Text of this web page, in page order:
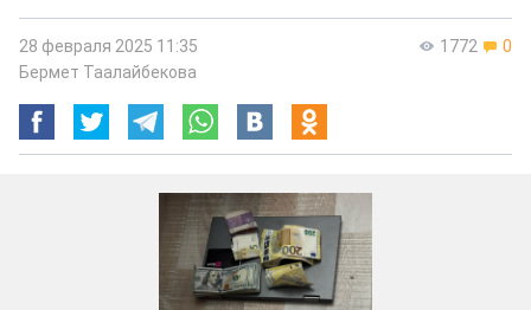
1772 0
28 февраля 2025 11:35
Бермет Таалайбекова